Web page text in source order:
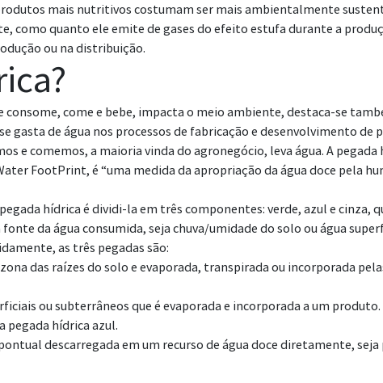
mais nutritivos costumam ser mais ambientalmente
como quanto ele emite de gases do efeito estufa durante a
ou na distribuição.
come e bebe, impacta o meio ambiente, destaca-se
gasta de água nos processos de fabricação e desenvolvimento de
e comemos, a maioria vinda do agronegócio, leva água. A pegada
FootPrint, é “uma medida da apropriação da água doce pela
hídrica é dividi-la em três componentes: verde, azul e cinza,
da água consumida, seja chuva/umidade do solo ou água
as três pegadas são:
das raízes do solo e evaporada, transpirada ou incorporada
ou subterrâneos que é evaporada e incorporada a um
pegada hídrica azul.
descarregada em um recurso de água doce diretamente,